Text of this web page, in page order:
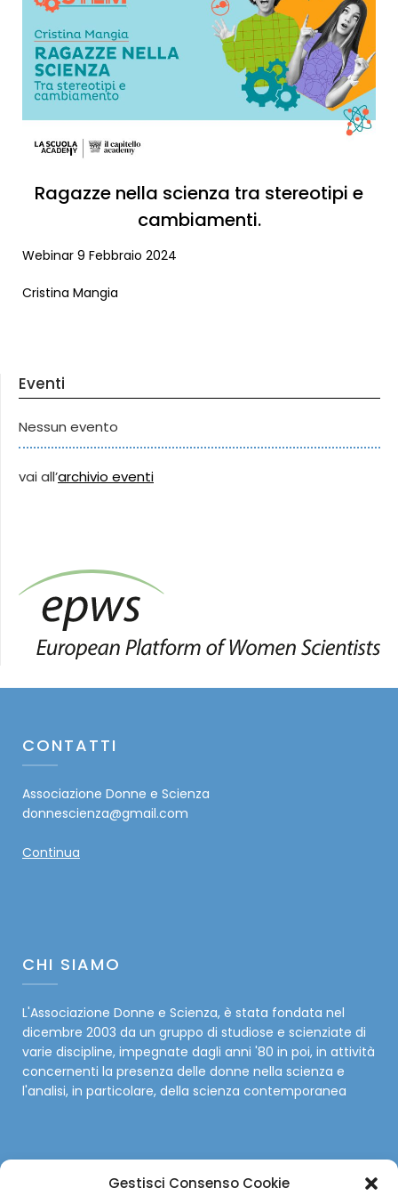
Gestisci Consenso Cookie
Ragazze nella scienza tra stereotipi e
cambiamenti.
Webinar 9 Febbraio 2024
Cristina Mangia
Eventi
Nessun evento
vai all’archivio eventi
CONTATTI
Associazione Donne e Scienza
donnescienza@gmail.com
Continua
CHI SIAMO
L'Associazione Donne e Scienza, è stata fondata nel
dicembre 2003 da un gruppo di studiose e scienziate di
varie discipline, impegnate dagli anni '80 in poi, in attività
concernenti la presenza delle donne nella scienza e
l'analisi, in particolare, della scienza contemporanea